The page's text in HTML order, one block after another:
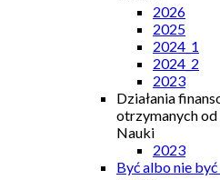
2026
2025
2024_1
2024_2
2023
Działania
otrzymanych
Nauki
2023
Być albo nie